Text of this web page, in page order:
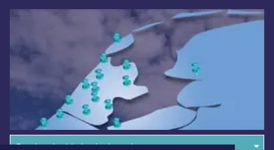
Overige dagbladen in de regio